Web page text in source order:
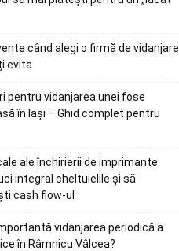
când alegi o firmă de vidanjare
evita
pentru vidanjarea unei fose
în Iași – Ghid complet pentru
ale închirierii de imprimante:
integral cheltuielile și să
cash flow-ul
vidanjarea periodică a
în Râmnicu Vâlcea?